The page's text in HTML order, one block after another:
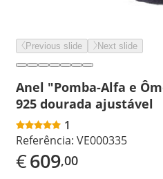
Previous slide Next slide
Anel "Pomba-Alfa e
925 dourada ajustável
1
Referência: VE000335
€609,00